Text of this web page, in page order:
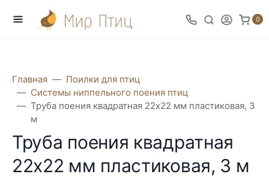
0
Главная
Поилки для птиц
Системы ниппельного поения птиц
Труба поения квадратная 22х22 мм пластиковая, 3
м
Труба поения квадратная
22х22 мм пластиковая, 3 м